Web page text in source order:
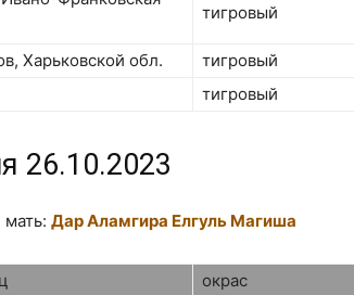
тигровый
Харьковской обл.
тигровый
тигровый
26.10.2023
Дар Аламгира Елгуль Магиша
окрас